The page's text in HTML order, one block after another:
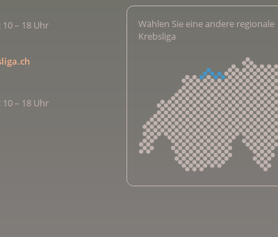
– 18 Uhr
– 18 Uhr
Wählen Sie eine andere regionale
Krebsliga